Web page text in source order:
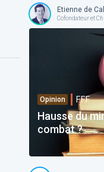
Etienne de
Cofondateur et
Opinion F.F.F.
Hausse du
combat ?